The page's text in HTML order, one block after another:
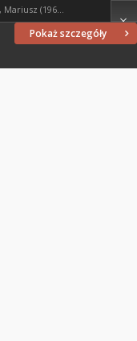
Pokaż szczegóły
Szram, Mariusz (1965- )